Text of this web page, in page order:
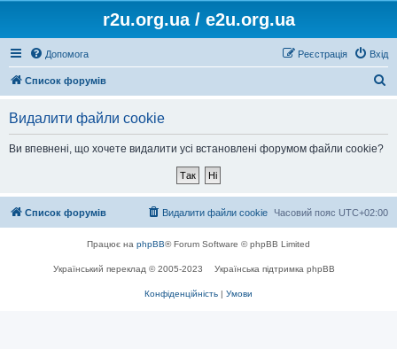
r2u.org.ua / e2u.org.ua
Допомога Вхід
Реєстрація
Список форумів
Видалити файли cookie
Ви впевнені, що хочете видалити усі встановлені форумом файли cookie?
Список форумів Часовий пояс UTC+02:00
Видалити файли cookie
Працює на phpBB® Forum Software © phpBB Limited
Український переклад © 2005-2023 Українська підтримка phpBB
Конфіденційність | Умови